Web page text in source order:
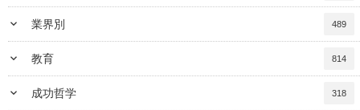
keyboard_arrow_down 業界別 489
keyboard_arrow_down 教育 814
keyboard_arrow_down 成功哲学 318